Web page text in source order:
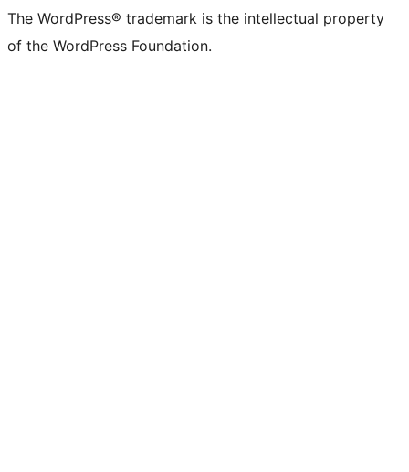
The WordPress® trademark is the intellectual property
of the WordPress Foundation.